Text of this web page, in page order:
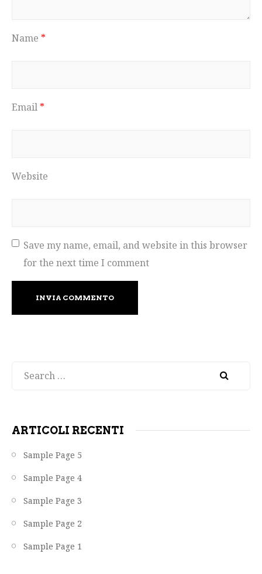
Name *
Email *
Website
Save my name, email, and website in this browser
for the next time I comment
ARTICOLI RECENTI
Sample Page 5
Sample Page 4
Sample Page 3
Sample Page 2
Sample Page 1